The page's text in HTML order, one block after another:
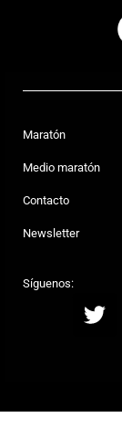
Maratón
Medio maratón
Contacto
Newsletter
Síguenos: